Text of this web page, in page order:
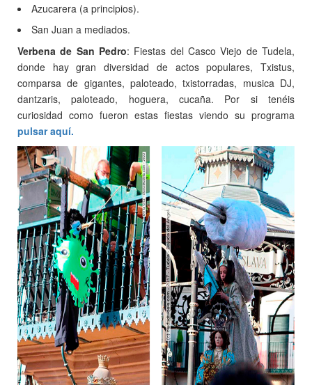
Azucarera (a principios).
San Juan a mediados.
Verbena de San Pedro: Fiestas del Casco Viejo de Tudela,
donde hay gran diversidad de actos populares, Txistus,
comparsa de gigantes, paloteado, txistorradas, musica DJ,
dantzaris, paloteado, hoguera, cucaña. Por si tenéis
curiosidad como fueron estas fiestas viendo su programa
pulsar aquí.